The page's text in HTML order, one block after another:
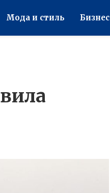
Мода и стиль Бизнес